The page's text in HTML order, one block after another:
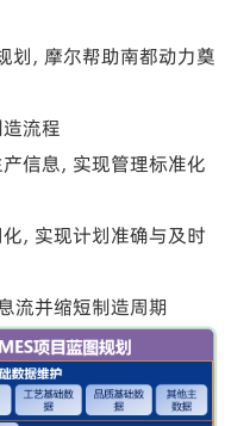
划，摩尔帮助南都动力奠
流程
信息，实现管理标准化
，实现计划准确与及时
流并缩短制造周期